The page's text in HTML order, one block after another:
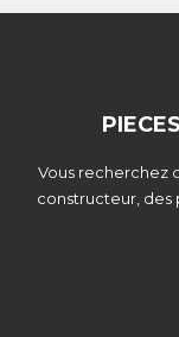
Vous recherchez
constructeur, des